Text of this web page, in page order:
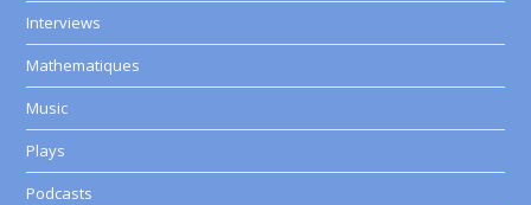
Interviews
Mathematiques
Music
Plays
Podcasts